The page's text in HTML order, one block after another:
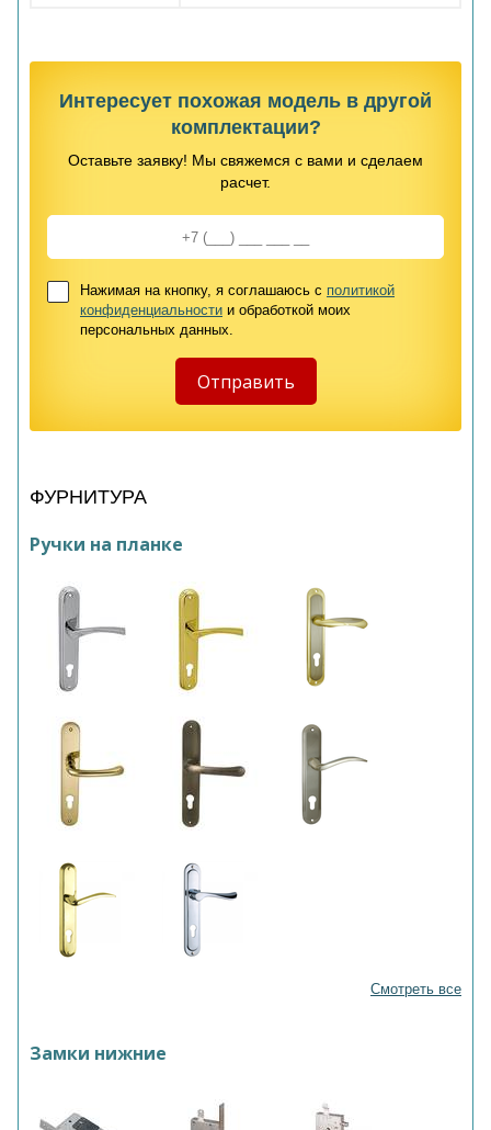
Интересует похожая модель в другой
комплектации?
Оставьте заявку! Мы свяжемся с вами и сделаем
расчет.
Нажимая на кнопку, я соглашаюсь с политикой
конфиденциальности и обработкой моих
персональных данных.
ФУРНИТУРА
Ручки на планке
Смотреть все
Замки нижние